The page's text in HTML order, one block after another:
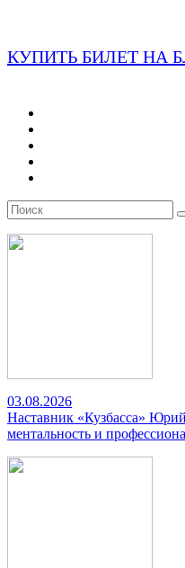
КУПИТЬ БИЛЕТ
03.08.2026
Наставник «Кузбасса»
ментальность и